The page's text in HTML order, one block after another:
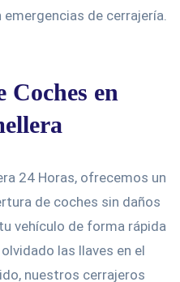
de cerrajería.
en
24 Horas, ofrecemos un
de coches sin daños
vehículo de forma rápida
las llaves en el
nuestros cerrajeros